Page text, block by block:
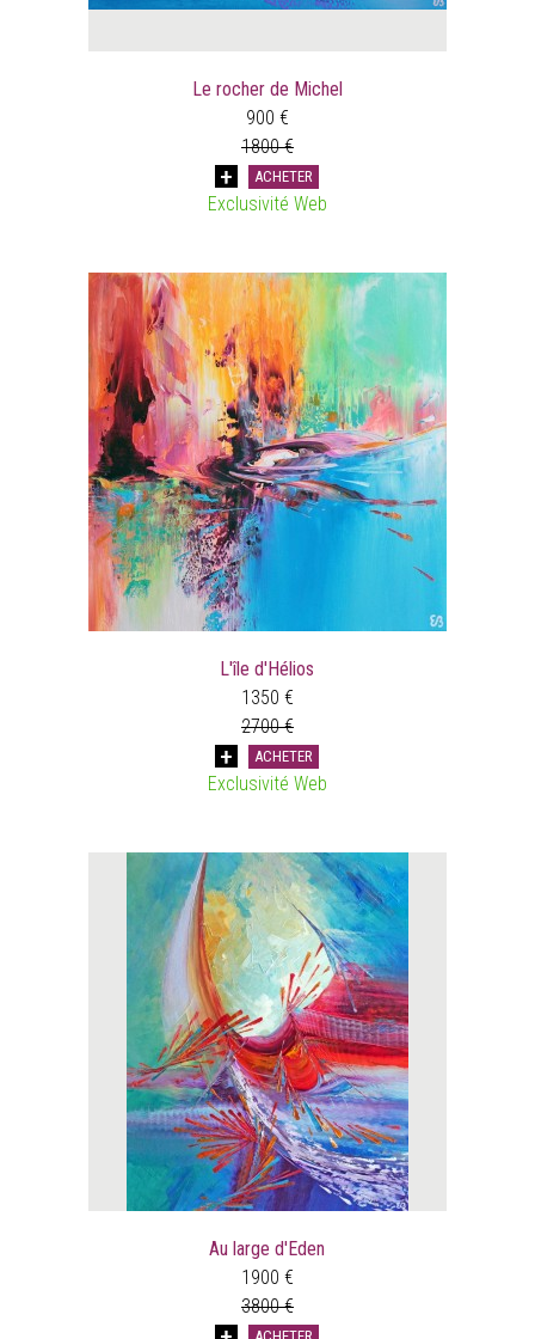
Le rocher de Michel
900 €
1800 €
ACHETER
Exclusivité Web
L'île d'Hélios
1350 €
2700 €
ACHETER
Exclusivité Web
Au large d'Eden
1900 €
3800 €